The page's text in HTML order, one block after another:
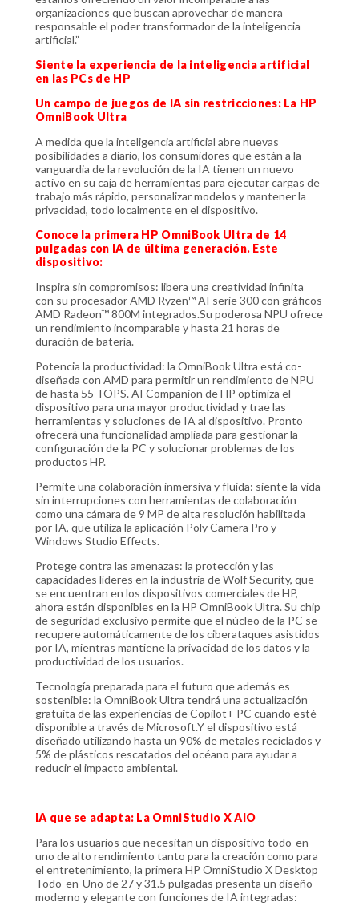
organizaciones que buscan aprovechar de manera
responsable el poder transformador de la inteligencia
artificial.”
Siente la experiencia de la inteligencia artificial
en las PCs de HP
Un campo de juegos de IA sin restricciones: La HP
OmniBook Ultra
A medida que la inteligencia artificial abre nuevas
posibilidades a diario, los consumidores que están a la
vanguardia de la revolución de la IA tienen un nuevo
activo en su caja de herramientas para ejecutar cargas de
trabajo más rápido, personalizar modelos y mantener la
privacidad, todo localmente en el dispositivo.
Conoce la primera HP OmniBook Ultra de 14
pulgadas con IA de última generación. Este
dispositivo:
Inspira sin compromisos: libera una creatividad infinita
con su procesador AMD Ryzen™ AI serie 300 con gráficos
AMD Radeon™ 800M integrados.Su poderosa NPU ofrece
un rendimiento incomparable y hasta 21 horas de
duración de batería.
Potencia la productividad: la OmniBook Ultra está co-
diseñada con AMD para permitir un rendimiento de NPU
de hasta 55 TOPS. AI Companion de HP optimiza el
dispositivo para una mayor productividad y trae las
herramientas y soluciones de IA al dispositivo. Pronto
ofrecerá una funcionalidad ampliada para gestionar la
configuración de la PC y solucionar problemas de los
productos HP.
Permite una colaboración inmersiva y fluida: siente la vida
sin interrupciones con herramientas de colaboración
como una cámara de 9 MP de alta resolución habilitada
por IA, que utiliza la aplicación Poly Camera Pro y
Windows Studio Effects.
Protege contra las amenazas: la protección y las
capacidades líderes en la industria de Wolf Security, que
se encuentran en los dispositivos comerciales de HP,
ahora están disponibles en la HP OmniBook Ultra. Su chip
de seguridad exclusivo permite que el núcleo de la PC se
recupere automáticamente de los ciberataques asistidos
por IA, mientras mantiene la privacidad de los datos y la
productividad de los usuarios.
Tecnología preparada para el futuro que además es
sostenible: la OmniBook Ultra tendrá una actualización
gratuita de las experiencias de Copilot+ PC cuando esté
disponible a través de Microsoft.Y el dispositivo está
diseñado utilizando hasta un 90% de metales reciclados y
5% de plásticos rescatados del océano para ayudar a
reducir el impacto ambiental.
IA que se adapta: La OmniStudio X AIO
Para los usuarios que necesitan un dispositivo todo-en-
uno de alto rendimiento tanto para la creación como para
el entretenimiento, la primera HP OmniStudio X Desktop
Todo-en-Uno de 27 y 31.5 pulgadas presenta un diseño
moderno y elegante con funciones de IA integradas: